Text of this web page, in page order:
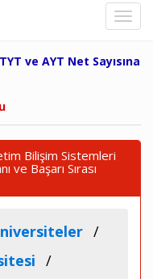
ve AYT Net Sayısına
Bilişim Sistemleri
ve Başarı Sırası